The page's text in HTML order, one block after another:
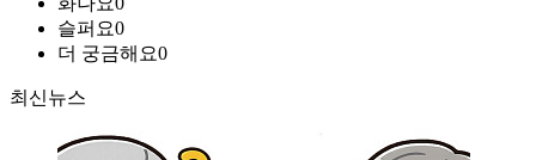
슬퍼요0
더 궁금해요0
최신뉴스